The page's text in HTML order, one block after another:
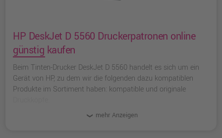
HP DeskJet D 5560 Druckerpatronen online
günstig kaufen
Beim Tinten-Drucker DeskJet D 5560 handelt es sich um ein
Gerät von HP, zu dem wir die folgenden dazu kompatiblen
Produkte im Sortiment haben: kompatible und originale
mehr Anzeigen